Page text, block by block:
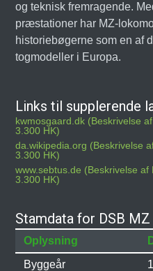
og teknisk fremragende.
præstationer har MZ-
historiebøgerne som en af
togmodeller i Europa.
Links til supplerende
kwmosgaard.dk (Beskrivelse
3.300 HK)
da.wikipedia.org (Beskrivelse
3.300 HK)
www.sebtus.de (Beskrivelse
3.300 HK)
Stamdata for DSB MZ
Oplysning
Byggeår